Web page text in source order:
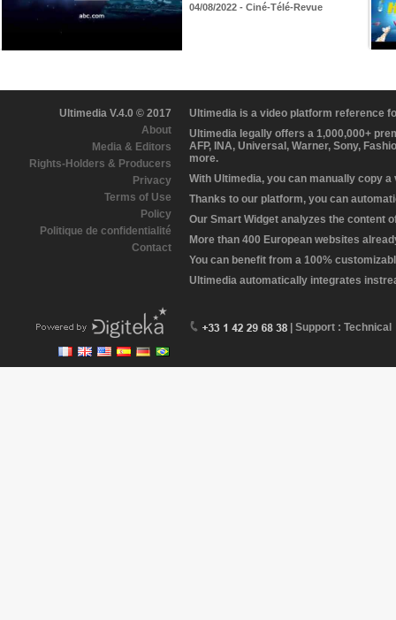
04/08/2022 - Ciné-Télé-Revue
Ultimedia V.4.0 © 2017
About
Media & Editors
Rights-Holders & Producers
Privacy
Terms of Use
Policy
Politique de confidentialité
Contact
Ultimedia is a video platform reference
Ultimedia legally offers a 1,000,000+
AFP, INA, Universal, Warner, Sony,
more.
With Ultimedia, you can manually copy
Thanks to our platform, you can
Our Smart Widget analyzes the content
More than 400 European websites
You can benefit from a 100%
Ultimedia automatically integrates
| Support : Technical